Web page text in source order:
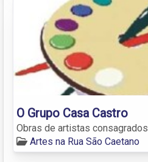
O Grupo Casa Castro
Obras de artistas consagrados
Artes na Rua São Caetano